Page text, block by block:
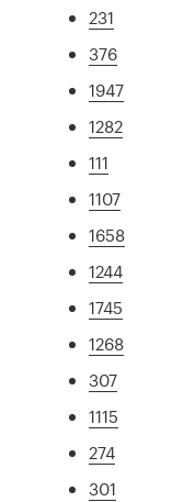
231
376
1947
1282
111
1107
1658
1244
1745
1268
307
1115
274
301